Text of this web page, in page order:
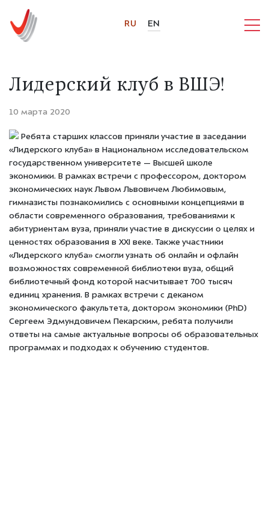
RU EN
Лидерский клуб в ВШЭ!
10 марта 2020
Ребята старших классов приняли участие в заседании
«Лидерского клуба» в Национальном исследовательском
государственном университете — Высшей школе
экономики. В рамках встречи с профессором, доктором
экономических наук Львом Львовичем Любимовым,
гимназисты познакомились с основными концепциями в
области современного образования, требованиями к
абитуриентам вуза, приняли участие в дискуссии о целях и
ценностях образования в XXI веке. Также участники
«Лидерского клуба» смогли узнать об онлайн и офлайн
возможностях современной библиотеки вуза, общий
библиотечный фонд которой насчитывает 700 тысяч
единиц хранения. В рамках встречи с деканом
экономического факультета, доктором экономики (PhD)
Сергеем Эдмундовичем Пекарским, ребята получили
ответы на самые актуальные вопросы об образовательных
программах и подходах к обучению студентов.